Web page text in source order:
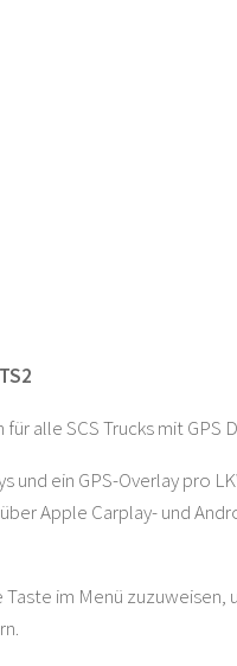
alle SCS Trucks mit GPS
und ein GPS-Overlay pro
Apple Carplay- und
im Menü zuzuweisen,